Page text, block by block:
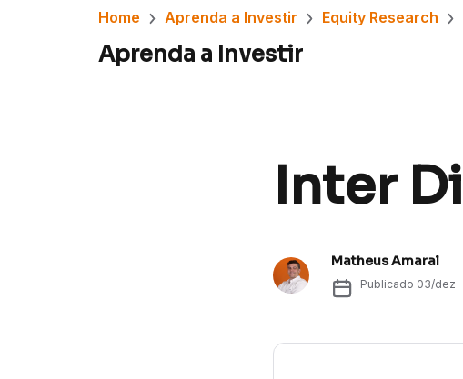
Home Aprenda a Investir Equity Research
Aprenda a Investir
Inter
Matheus Amaral
Publicado 03/dez